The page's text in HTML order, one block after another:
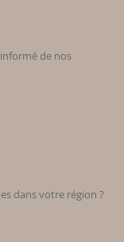
de nos
dans votre région ?